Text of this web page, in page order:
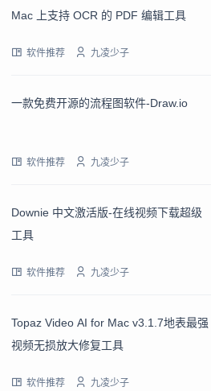
Mac 上支持 OCR 的 PDF 编辑工具
软件推荐 九凌少子
一款免费开源的流程图软件-Draw.io
软件推荐 九凌少子
Downie 中文激活版-在线视频下载超级
工具
软件推荐 九凌少子
Topaz Video AI for Mac v3.1.7地表最强
视频无损放大修复工具
软件推荐 九凌少子